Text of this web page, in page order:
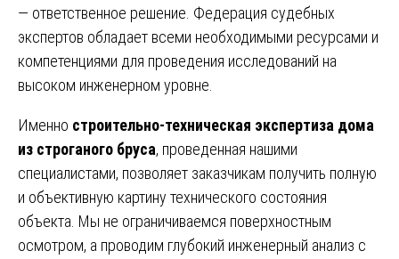
— ответственное решение. Федерация судебных
экспертов обладает всеми необходимыми ресурсами и
компетенциями для проведения исследований на
высоком инженерном уровне.
Именно строительно-техническая экспертиза дома
из строганого бруса, проведенная нашими
специалистами, позволяет заказчикам получить полную
и объективную картину технического состояния
объекта. Мы не ограничиваемся поверхностным
осмотром, а проводим глубокий инженерный анализ с